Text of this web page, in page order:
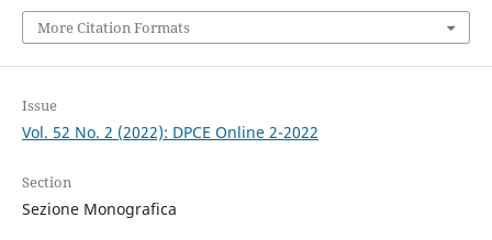
More Citation Formats
Issue
Vol. 52 No. 2 (2022): DPCE Online 2-2022
Section
Sezione Monografica